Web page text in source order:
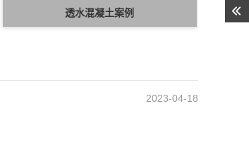
透水混凝土案例
2023-04-18